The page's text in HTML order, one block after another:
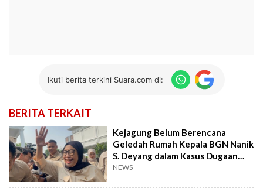
Ikuti berita terkini Suara.com di:
BERITA TERKAIT
Kejagung Belum Berencana
Geledah Rumah Kepala BGN Nanik
S. Deyang dalam Kasus Dugaan
Korupsi MBG
NEWS